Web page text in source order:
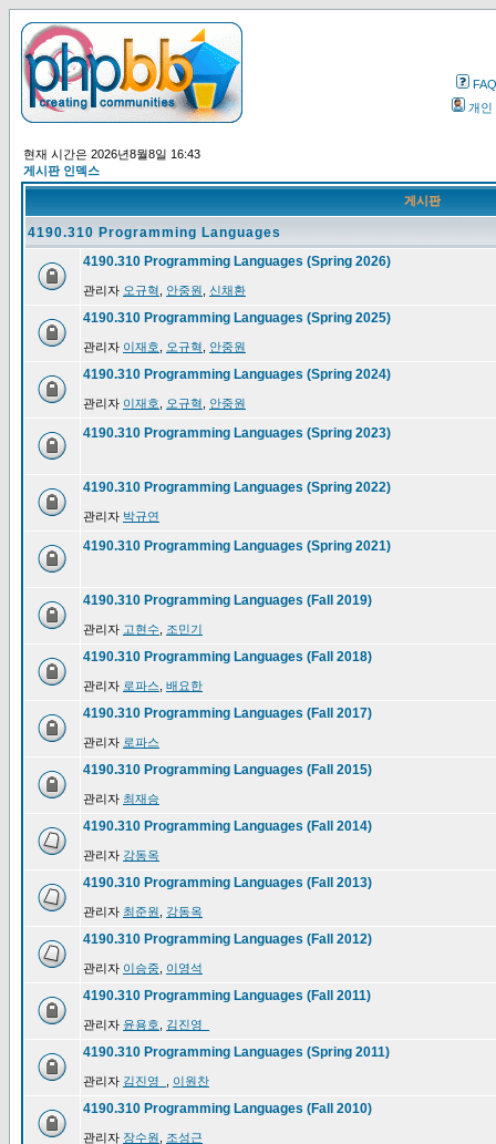
FAQ
개인
현재 시간은 2026년8월8일 16:43
게시판 인덱스
게시판
4190.310 Programming Languages
4190.310 Programming Languages (Spring 2026)
관리자 오규혁 안중원 신채환
4190.310 Programming Languages (Spring 2025)
관리자 이재호 오규혁 안중원
4190.310 Programming Languages (Spring 2024)
관리자 이재호 오규혁 안중원
4190.310 Programming Languages (Spring 2023)
4190.310 Programming Languages (Spring 2022)
관리자 박규연
4190.310 Programming Languages (Spring 2021)
4190.310 Programming Languages (Fall 2019)
관리자 고현수 조민기
4190.310 Programming Languages (Fall 2018)
관리자 로파스 배요한
4190.310 Programming Languages (Fall 2017)
관리자 로파스
4190.310 Programming Languages (Fall 2015)
관리자 최재승
4190.310 Programming Languages (Fall 2014)
관리자 강동옥
4190.310 Programming Languages (Fall 2013)
관리자 최준원 강동옥
4190.310 Programming Languages (Fall 2012)
관리자 이승중 이영석
4190.310 Programming Languages (Fall 2011)
관리자 윤용호 김진영_
4190.310 Programming Languages (Spring 2011)
관리자 김진영_ 이원찬
4190.310 Programming Languages (Fall 2010)
관리자 장수원 조성근